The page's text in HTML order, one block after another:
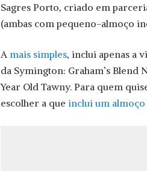
Sagres Porto, criado em
(ambas com pequeno-almoço
A mais simples, inclui apenas a
da Symington: Graham’s Blend
Year Old Tawny. Para quem
escolher a que inclui um almoço